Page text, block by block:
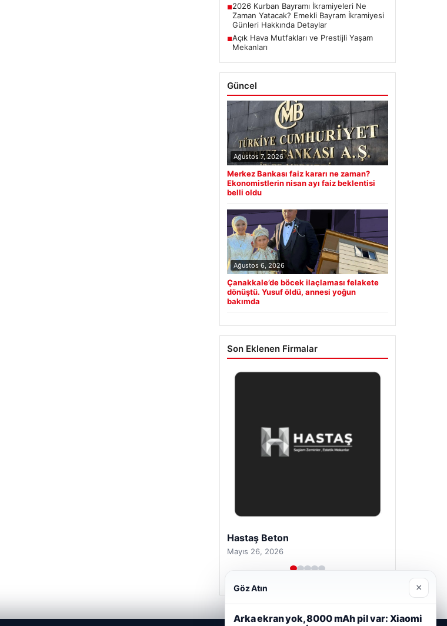
■2026 Kurban Bayramı İkramiyeleri Ne
Zaman Yatacak? Emekli Bayram İkramiyesi
Günleri Hakkında Detaylar
■Açık Hava Mutfakları ve Prestijli Yaşam
Mekanları
Güncel
Ağustos 7, 2026
Merkez Bankası faiz kararı ne zaman?
Ekonomistlerin nisan ayı faiz beklentisi
belli oldu
Ağustos 6, 2026
Çanakkale’de böcek ilaçlaması felakete
dönüştü. Yusuf öldü, annesi yoğun
bakımda
Son Eklenen Firmalar
Hastaş Beton
Mayıs 26, 2026
Göz Atın ×
Arka ekran yok, 8000 mAh pil var: Xiaomi